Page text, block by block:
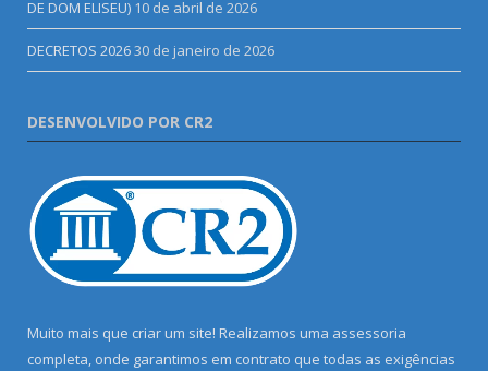
DE DOM ELISEU) 10 de abril de 2026
DECRETOS 202630 de janeiro de 2026
DESENVOLVIDO POR CR2
Muito mais que criar um site! Realizamos uma assessoria
completa, onde garantimos em contrato que todas as exigências